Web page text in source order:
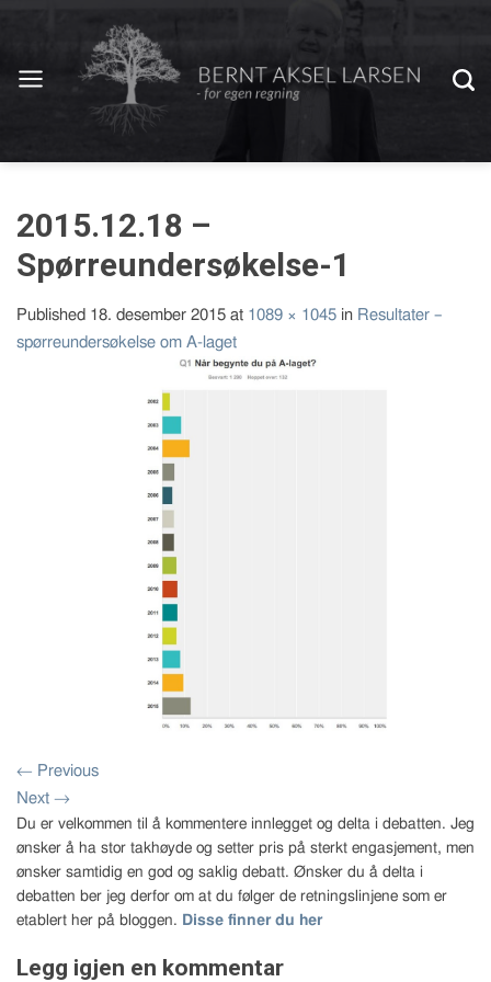
2015.12.18 –
Spørreundersøkelse-1
Published 18. desember 2015 at 1089 × 1045 in Resultater –
spørreundersøkelse om A-laget
← Previous
Next →
Du er velkommen til å kommentere innlegget og delta i debatten. Jeg
ønsker å ha stor takhøyde og setter pris på sterkt engasjement, men
ønsker samtidig en god og saklig debatt. Ønsker du å delta i
debatten ber jeg derfor om at du følger de retningslinjene som er
etablert her på bloggen. Disse finner du her
Legg igjen en kommentar